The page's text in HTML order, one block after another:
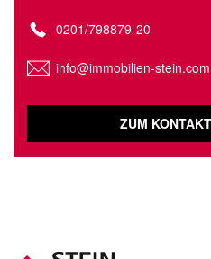
0201/798879-20
info@immobilien-stein.com
ZUM